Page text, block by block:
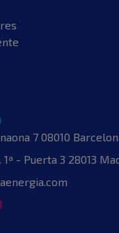
7 08010
1ª - Puerta 3 28013